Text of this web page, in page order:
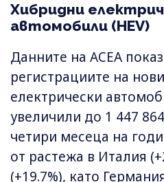
Хибридни
автомобили (HEV)
Данните на ACEA
регистрациите на
електрически
увеличили до 1 447
четири месеца на
от растежа в Италия
(+19.7%), като